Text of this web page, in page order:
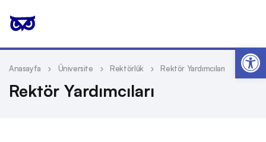
Anasayfa Üniversite Rektörlük Rektör Yardımcıları
Rektör Yardımcıları